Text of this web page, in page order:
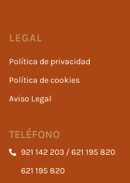
LEGAL
Política de privacidad
Política de cookies
Aviso Legal
TELÉFONO
921 142 203 / 621 195 820
621 195 820